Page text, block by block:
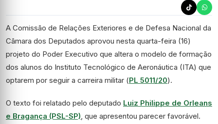
A Comissão de Relações Exteriores e de Defesa Nacional da
Câmara dos Deputados aprovou nesta quarta-feira (16)
projeto do Poder Executivo que altera o modelo de formação
dos alunos do Instituto Tecnológico de Aeronáutica (ITA) que
optarem por seguir a carreira militar (PL 5011/20).
O texto foi relatado pelo deputado Luiz Philippe de Orleans
e Bragança (PSL-SP), que apresentou parecer favorável.